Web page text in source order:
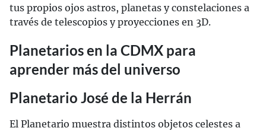
tus propios ojos astros, planetas y constelaciones a
través de telescopios y proyecciones en 3D.
Planetarios en la CDMX para
aprender más del universo
Planetario José de la Herrán
El Planetario muestra distintos objetos celestes a